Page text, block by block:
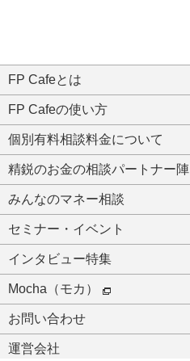
FP Cafeとは
FP Cafeの使い方
個別有料相談料金について
精鋭のお金の相談パートナー陣
みんなのマネー相談
セミナー・イベント
インタビュー特集
Mocha（モカ）
お問い合わせ
運営会社